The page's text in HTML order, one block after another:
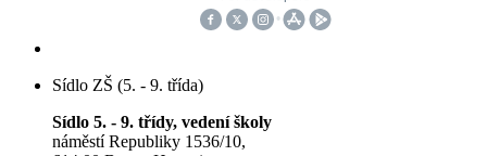
Sídlo ZŠ (5. - 9. třída)
Sídlo 5. - 9. třídy, vedení školy
náměstí Republiky 1536/10,